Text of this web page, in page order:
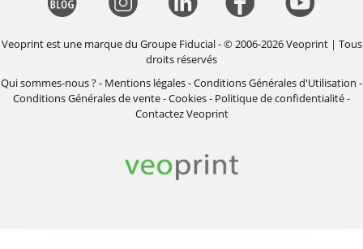
Veoprint est une marque du Groupe Fiducial- © 2006-2026 Veoprint | Tous
droits réservés
Qui sommes-nous ?- Mentions légales-Conditions Générales d'Utilisation -
Conditions Générales de vente-Cookies- Politique de confidentialité-
Contactez Veoprint